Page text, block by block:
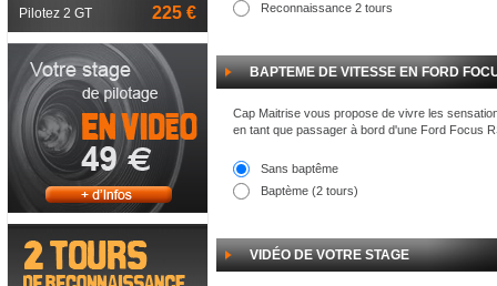
Pilotez 2 GT 225 €
Reconnaissance 2 tours
BAPTEME DE VITESSE EN FORD
Cap Maitrise vous propose de vivre les
en tant que passager à bord d'une Ford Focus
Sans baptême
Baptème (2 tours)
VIDÉO DE VOTRE STAGE